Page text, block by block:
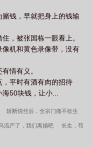
钱，早就把身上的钱输
，被张国栋一眼看上。
机和黄色录像带，没有
情有义。
平时有酒有肉的招待
50块钱，让小...
斩断情丝后，全宗门痛不欲生
流产了，我们离婚吧 长生，苟